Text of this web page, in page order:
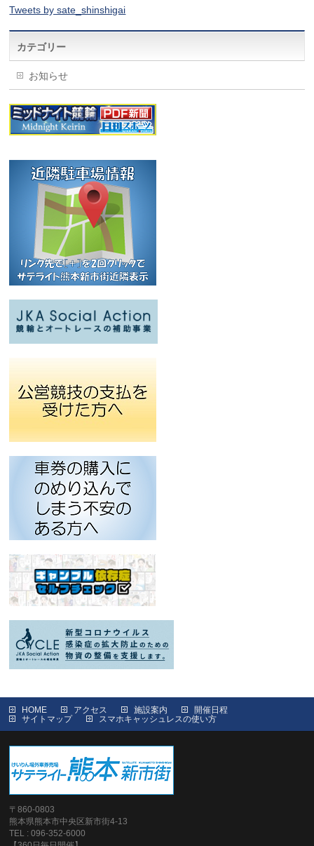
Tweets by sate_shinshigai
カテゴリー
お知らせ
HOME アクセス 施設案内
開催日程
サイトマップ
スマホキャッシュレスの使い方
〒860-0803
熊本県熊本市中央区新市街4-13
TEL : 096-352-6000